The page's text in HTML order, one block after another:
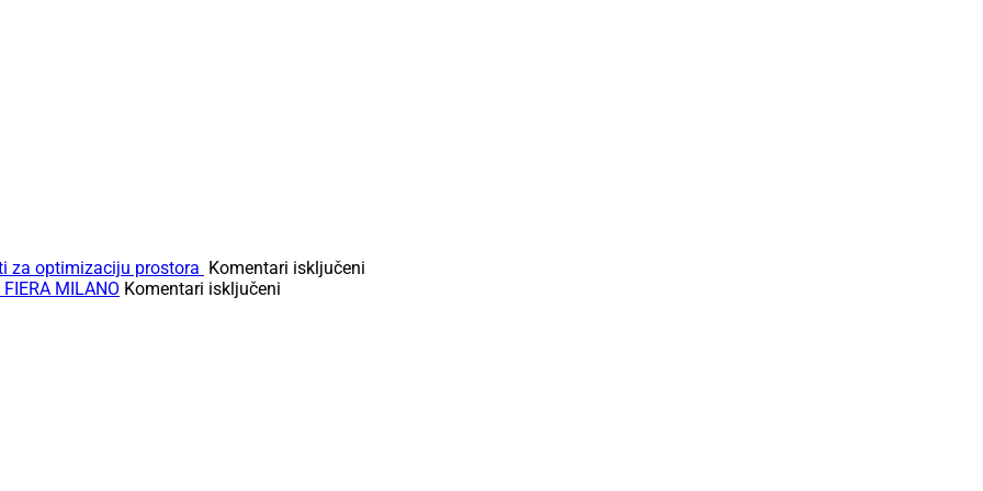
za optimizaciju prostora Komentari isključeni
MILANO Komentari isključeni